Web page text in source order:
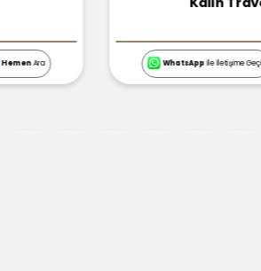
İle İletişime Geçin